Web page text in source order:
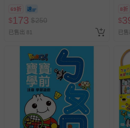
示字句等說明貼紙、封條者。
國際航空、客運、訂房等服務
相關的退換貨辦理流程，可詳見
其他常見問題：
運送服務：目前提供的運送僅
區，可能會無法配送，或須依據
亦保留出貨與否的權利。離島、
69折
$173 $250
已售出 81
人
8折
$
已售